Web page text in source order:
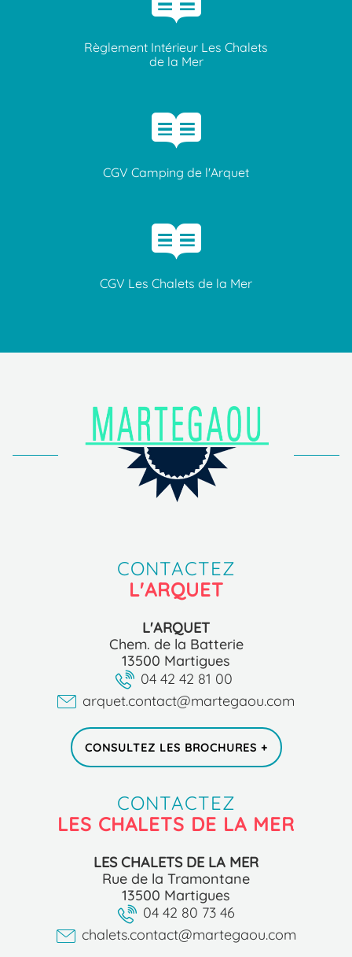
Règlement Intérieur Les Chalets
de la Mer
CGV Camping de l'Arquet
CGV Les Chalets de la Mer
CONTACTEZ
L'ARQUET
L'ARQUET
Chem. de la Batterie
13500 Martigues
04 42 42 81 00
arquet.contact@martegaou.com
CONSULTEZ LES BROCHURES +
CONTACTEZ
LES CHALETS DE LA MER
LES CHALETS DE LA MER
Rue de la Tramontane
13500 Martigues
04 42 80 73 46
chalets.contact@martegaou.com